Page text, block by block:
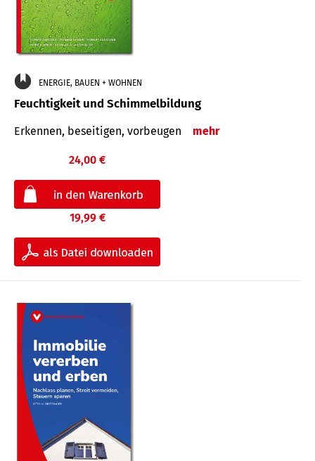
ENERGIE, BAUEN + WOHNEN
Feuchtigkeit und Schimmelbildung
Erkennen, beseitigen, vorbeugen mehr
24,00 €
19,99 €